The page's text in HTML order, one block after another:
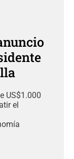
US$1.000
el